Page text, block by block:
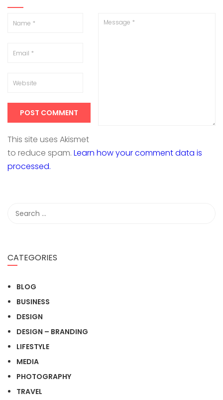
This site uses Akismet
to reduce spam. Learn how your comment data is
processed.
CATEGORIES
BLOG
BUSINESS
DESIGN
DESIGN – BRANDING
LIFESTYLE
MEDIA
PHOTOGRAPHY
TRAVEL